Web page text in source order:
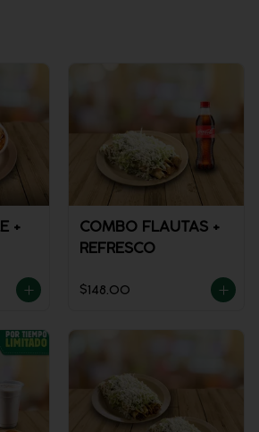
+
COMBO FLAUTAS +
REFRESCO
$148.00